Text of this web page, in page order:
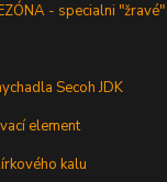
- specialni
Secoh JDK
element
kalu